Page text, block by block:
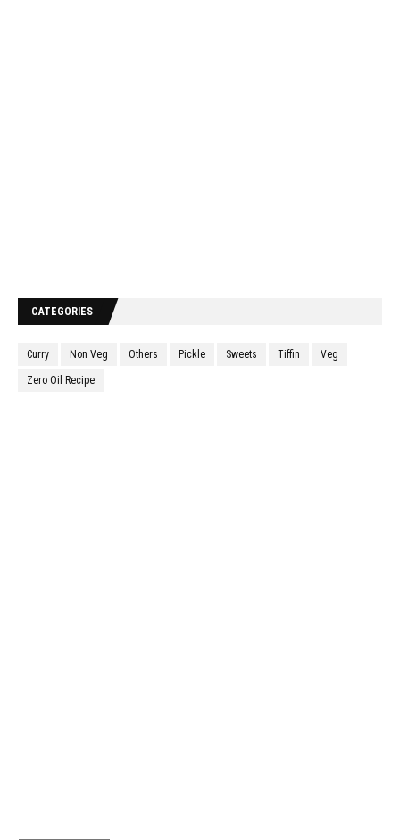
CATEGORIES
Curry Non Veg Others Pickle Sweets Tiffin Veg
Zero Oil Recipe